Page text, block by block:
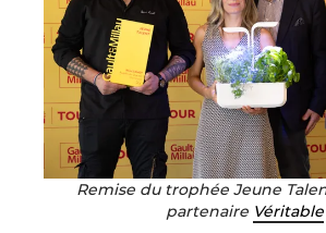
Remise du trophée Jeune
partenaire Véritable